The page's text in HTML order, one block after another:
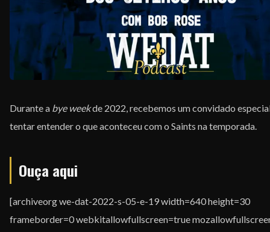
Durante a bye weekde 2022, recebemos um convidado
tentar entender o que aconteceu com o Saints na temporada.
Ouça aqui
[archiveorg we-dat-2022-s-05-e-19 width=640 height=30
frameborder=0 webkitallowfullscreen=true